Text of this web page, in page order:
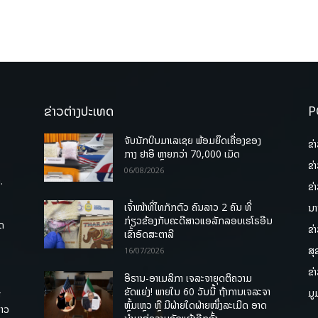
ວ
ຂ່າວຕ່າງປະເທດ
ຈັບນັກບິນມາເລເຊຍ ພ້ອມຍຶດເຄື່ອງຂອງ
ກາງ ຢາອີ ຫຼາຍກວ່າ 70,000 ເມັດ
06/08/2026
ເຈົ້າໜ້າທີ່ໄທກັກຕົວ ຄົນລາວ 2 ຄົນ ທີ່
ກ່ຽວຂ້ອງກັບຄະດີສາວແອລັກລອບເຮໂຣອີນ
ເຂົ້າອົດສະຕາລີ
16/07/2026
ອີຣານ-ອາເມລິກາ ເຈລະຈາຍຸດຕິຄວາມ
ຂັດແຍ່ງ! ພາຍໃນ 60 ວັນນີ້ ຖ້າການເຈລະຈາ
ຫຼົ້ມເຫຼວ ຫຼື ມີຝ່າຍໃດຝ່າຍໜຶ່ງລະເມີດ ອາດ
ຂ່
ຂ່
ຂ່
ນ
ຂ່
ສຸ
ຂ່
ມູ